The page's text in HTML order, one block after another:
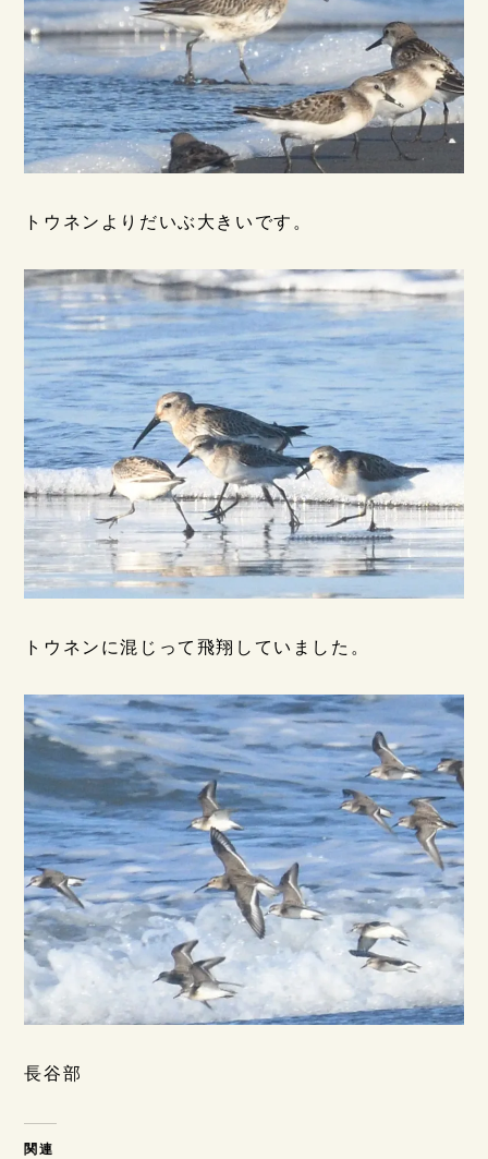
トウネンよりだいぶ大きいです。
トウネンに混じって飛翔していました。
長谷部
関連